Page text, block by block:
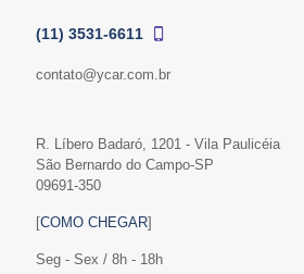
(11) 3531-6611
contato@ycar.com.br
R. Líbero Badaró, 1201 - Vila Paulicéia
São Bernardo do Campo-SP
09691-350
[COMO CHEGAR]
Seg - Sex / 8h - 18h